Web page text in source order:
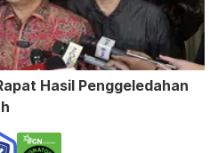
Hasil Penggeledahan